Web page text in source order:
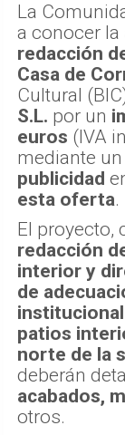
La
a conocer la
redacción
Casa de
Cultural
S.L. por un
euros (IVA
mediante un
publicidad
esta oferta.
El proyecto,
redacción
interior y
de
patios
norte de la
deberán
acabados,
otros.